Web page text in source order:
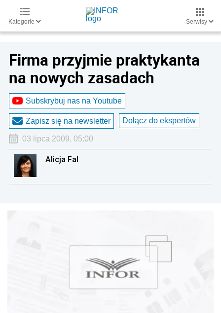
Kategorie Serwisy
Firma przyjmie praktykanta
na nowych zasadach
Subskrybuj nas na Youtube
Zapisz się na newsletter Dołącz do ekspertów
03 lipca 2009, 05:00
Alicja Fal